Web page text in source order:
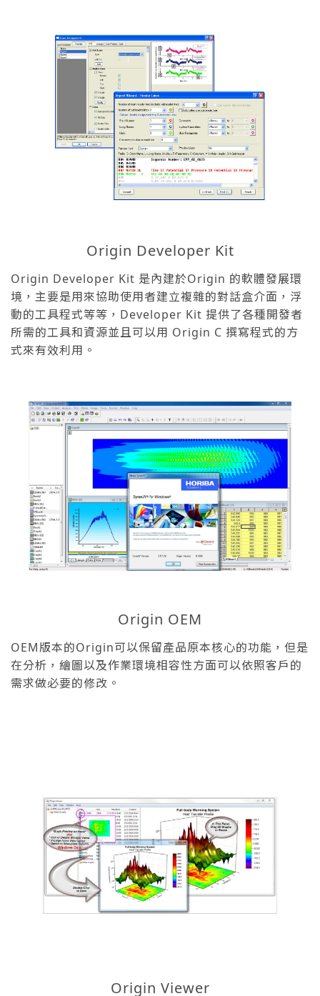
Origin Developer Kit
Origin Developer Kit 是內建於Origin 的軟體發展環
境，主要是用來協助使用者建立複雜的對話盒介面，浮
動的工具程式等等，Developer Kit 提供了各種開發者
所需的工具和資源並且可以用 Origin C 撰寫程式的方
式來有效利用。
Origin OEM
OEM版本的Origin可以保留產品原本核心的功能，但是
在分析，繪圖以及作業環境相容性方面可以依照客戶的
需求做必要的修改。
Origin Viewer